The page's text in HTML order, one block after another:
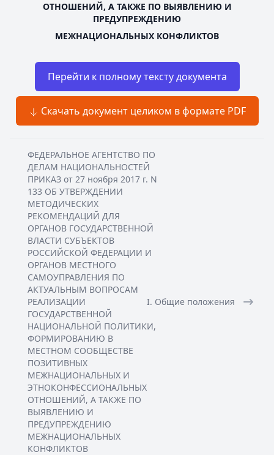
ОТНОШЕНИЙ, А ТАКЖЕ ПО ВЫЯВЛЕНИЮ И
ПРЕДУПРЕЖДЕНИЮ
МЕЖНАЦИОНАЛЬНЫХ КОНФЛИКТОВ
Перейти к полному тексту документа
Скачать документ целиком в формате PDF
ФЕДЕРАЛЬНОЕ АГЕНТСТВО ПО
ДЕЛАМ НАЦИОНАЛЬНОСТЕЙ
ПРИКАЗ от 27 ноября 2017 г. N
133 ОБ УТВЕРЖДЕНИИ
МЕТОДИЧЕСКИХ
РЕКОМЕНДАЦИЙ ДЛЯ
ОРГАНОВ ГОСУДАРСТВЕННОЙ
ВЛАСТИ СУБЪЕКТОВ
РОССИЙСКОЙ ФЕДЕРАЦИИ И
ОРГАНОВ МЕСТНОГО
САМОУПРАВЛЕНИЯ ПО
АКТУАЛЬНЫМ ВОПРОСАМ
РЕАЛИЗАЦИИ
ГОСУДАРСТВЕННОЙ
НАЦИОНАЛЬНОЙ ПОЛИТИКИ,
ФОРМИРОВАНИЮ В
МЕСТНОМ СООБЩЕСТВЕ
ПОЗИТИВНЫХ
МЕЖНАЦИОНАЛЬНЫХ И
ЭТНОКОНФЕССИОНАЛЬНЫХ
ОТНОШЕНИЙ, А ТАКЖЕ ПО
ВЫЯВЛЕНИЮ И
ПРЕДУПРЕЖДЕНИЮ
МЕЖНАЦИОНАЛЬНЫХ
КОНФЛИКТОВ
I. Общие положения